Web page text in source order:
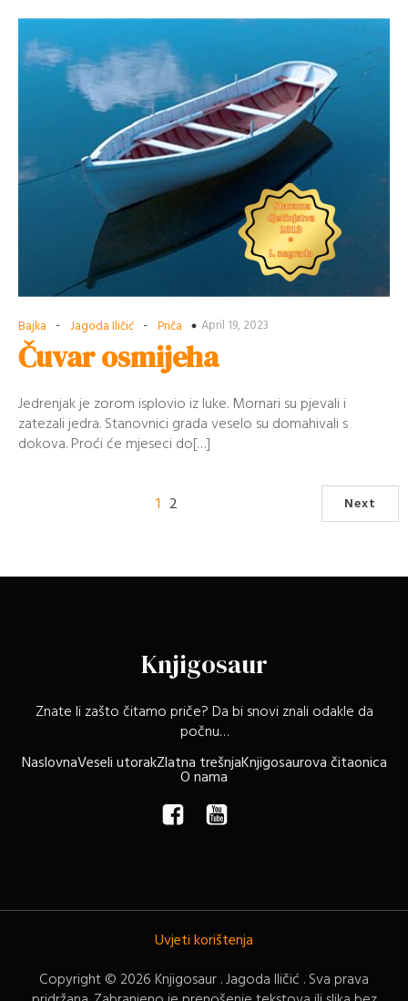
Bajka - Jagoda Iličić - Priča April 19, 2023
Čuvar osmijeha
Jedrenjak je zorom isplovio iz luke. Mornari su pjevali i
zatezali jedra. Stanovnici grada veselo su domahivali s
dokova. Proći će mjeseci do[…]
1 2 Next
Knjigosaur
Znate li zašto čitamo priče? Da bi snovi znali odakle da
počnu…
NaslovnaVeseli utorakZlatna trešnjaKnjigosaurova čitaonica
O nama
Uvjeti korištenja
Copyright © 2026 Knjigosaur . Jagoda Iličić . Sva prava